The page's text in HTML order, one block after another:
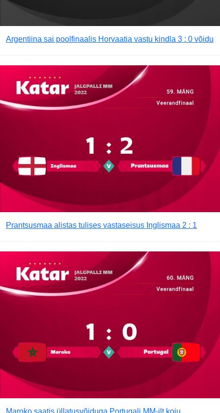
Argentiina sai poolfinaalis Horvaatia vastu kindla 3 : 0 võidu
Prantsusmaa alistas tulises vastaseisus Inglismaa 2 : 1
Maroko saatis üllatusvõiduga Portugali MM-ilt koju